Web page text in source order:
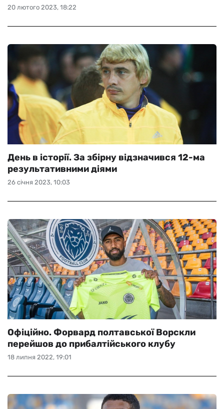
20 лютого 2023, 18:22
26 січня 2023, 10:03
День в історії. За збірну відзначився 12-ма
результативними діями
18 липня 2022, 19:01
Офіційно. Форвард полтавської Ворскли
перейшов до прибалтійського клубу